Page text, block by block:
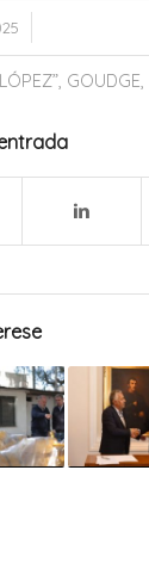
, GOUDGE,